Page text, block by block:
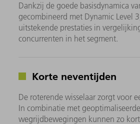
Dankzij de goede basisdynamica
gecombineerd met Dynamic Level
uitstekende prestaties in
concurrenten in het segment.
Korte neventijden
De roterende wisselaar zorgt voor
In combinatie met
wegrijdbewegingen kunnen zo